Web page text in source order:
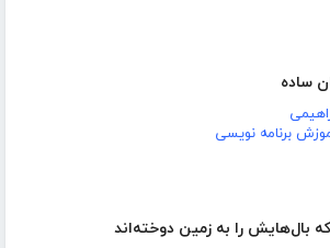
ساده
برنامه نویسی
بال‌هایش را به زمین دوخته‌اند